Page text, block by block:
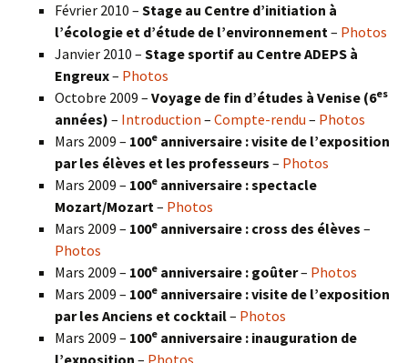
Février 2010 – Stage au Centre d’initiation à
l’écologie et d’étude de l’environnement– Photos
Janvier 2010 – Stage sportif au Centre ADEPS à
Engreux– Photos
Octobre 2009 – Voyage de fin d’études à Venise (6es
années) – Introduction – Compte-rendu – Photos
Mars 2009 – 100e anniversaire : visite de l’exposition
par les élèves et les professeurs – Photos
Mars 2009 – 100e anniversaire : spectacle
Mozart/Mozart– Photos
Mars 2009 – 100e anniversaire : cross des élèves –
Photos
Mars 2009 – 100e anniversaire : goûter– Photos
Mars 2009 – 100e anniversaire : visite de l’exposition
par les Anciens et cocktail– Photos
Mars 2009 – 100e anniversaire : inauguration de